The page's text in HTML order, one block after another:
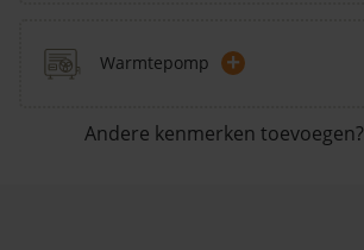
Warmtepomp +
Andere kenmerken toevoegen?